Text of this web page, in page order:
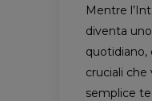
Mentre
diventa
cruciali che
semplice